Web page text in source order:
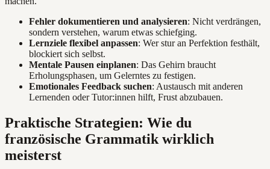
Fehler dokumentieren und analysieren: Nicht verdrängen,
sondern verstehen, warum etwas schiefging.
Lernziele flexibel anpassen: Wer stur an Perfektion festhält,
blockiert sich selbst.
Mentale Pausen einplanen: Das Gehirn braucht
Erholungsphasen, um Gelerntes zu festigen.
Emotionales Feedback suchen: Austausch mit anderen
Lernenden oder Tutor:innen hilft, Frust abzubauen.
Praktische Strategien: Wie du
französische Grammatik wirklich
meisterst